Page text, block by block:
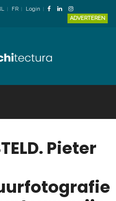
FR
Login
ADVERTEREN
Pieter